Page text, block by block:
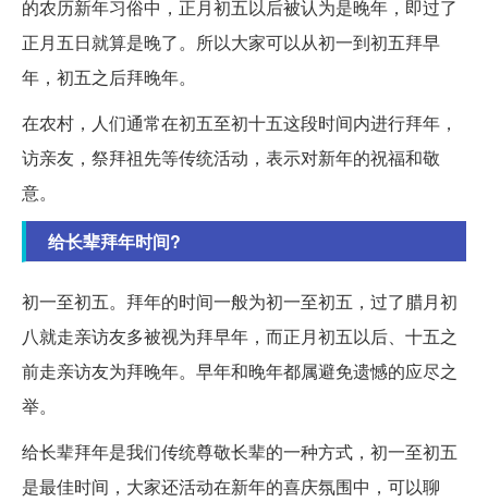
的农历新年习俗中，正月初五以后被认为是晚年，即过了
正月五日就算是晚了。所以大家可以从初一到初五拜早
年，初五之后拜晚年。
在农村，人们通常在初五至初十五这段时间内进行拜年，
访亲友，祭拜祖先等传统活动，表示对新年的祝福和敬
意。
给长辈拜年时间?
初一至初五。拜年的时间一般为初一至初五，过了腊月初
八就走亲访友多被视为拜早年，而正月初五以后、十五之
前走亲访友为拜晚年。早年和晚年都属避免遗憾的应尽之
举。
给长辈拜年是我们传统尊敬长辈的一种方式，初一至初五
是最佳时间，大家还活动在新年的喜庆氛围中，可以聊